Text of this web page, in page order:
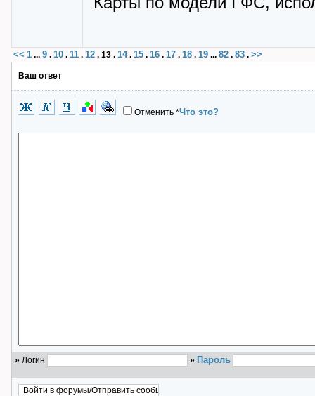
<< 1 ... 9 . 10 . 11 . 12 . 13 . 14. 15 . 16 . 17 . 18 . 19 ... 82 . 83 . >>
Ваш ответ
Отменить *Что это?
» Логин » Пароль